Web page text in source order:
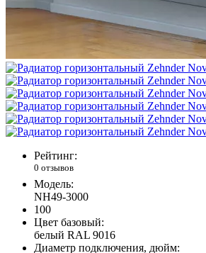
Рейтинг:
0 отзывов
Модель:
NH49-3000
100
Цвет базовый:
белый RAL 9016
Диаметр подключения, дюйм: